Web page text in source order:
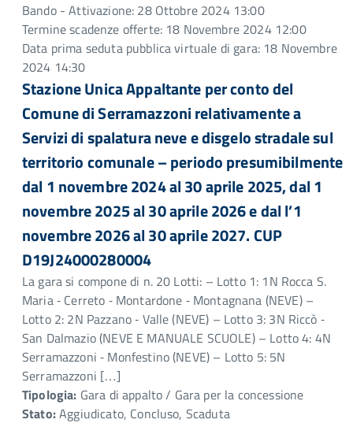
Bando - Attivazione: 28 Ottobre 2024 13:00
Termine scadenze offerte: 18 Novembre 2024 12:00
Data prima seduta pubblica virtuale di gara: 18 Novembre
2024 14:30
Stazione Unica Appaltante per conto del
Comune di Serramazzoni relativamente a
Servizi di spalatura neve e disgelo stradale sul
territorio comunale – periodo presumibilmente
dal 1 novembre 2024 al 30 aprile 2025, dal 1
novembre 2025 al 30 aprile 2026 e dal l’1
novembre 2026 al 30 aprile 2027. CUP
D19J24000280004
La gara si compone di n. 20 Lotti: – Lotto 1: 1N Rocca S.
Maria ‐ Cerreto ‐ Montardone ‐ Montagnana (NEVE) –
Lotto 2: 2N Pazzano ‐ Valle (NEVE) – Lotto 3: 3N Riccò ‐
San Dalmazio (NEVE E MANUALE SCUOLE) – Lotto 4: 4N
Serramazzoni ‐ Monfestino (NEVE) – Lotto 5: 5N
Serramazzoni […]
Tipologia: Gara di appalto / Gara per la concessione
Stato:Aggiudicato, Concluso, Scaduta